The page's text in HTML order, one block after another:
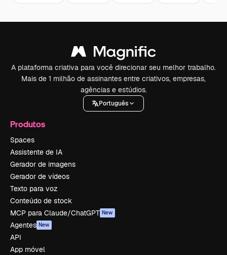
A plataforma criativa para você direcionar seu melhor trabalho.
Mais de 1 milhão de assinantes entre criativos, empresas,
agências e estúdios.
Português
Produtos
Spaces
Assistente de IA
Gerador de imagens
Gerador de vídeos
Texto para voz
Conteúdo de stock
MCP para Claude/ChatGPT New
Agentes New
API
App móvel